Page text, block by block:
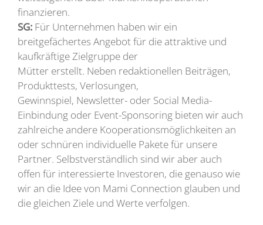
finanzieren.
SG: Für Unternehmen haben wir ein
breitgefächertes Angebot für die attraktive und
kaufkräftige Zielgruppe der
Mütter erstellt. Neben redaktionellen Beiträgen,
Produkttests, Verlosungen,
Gewinnspiel, Newsletter- oder Social Media-
Einbindung oder Event-Sponsoring bieten wir auch
zahlreiche andere Kooperationsmöglichkeiten an
oder schnüren individuelle Pakete für unsere
Partner. Selbstverständlich sind wir aber auch
offen für interessierte Investoren, die genauso wie
wir an die Idee von Mami Connection glauben und
die gleichen Ziele und Werte verfolgen.